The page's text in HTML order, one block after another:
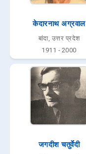
केदारनाथ अग्रवाल
बांदा, उत्तर प्रदेश
1911 - 2000
जगदीश चतुर्वेदी